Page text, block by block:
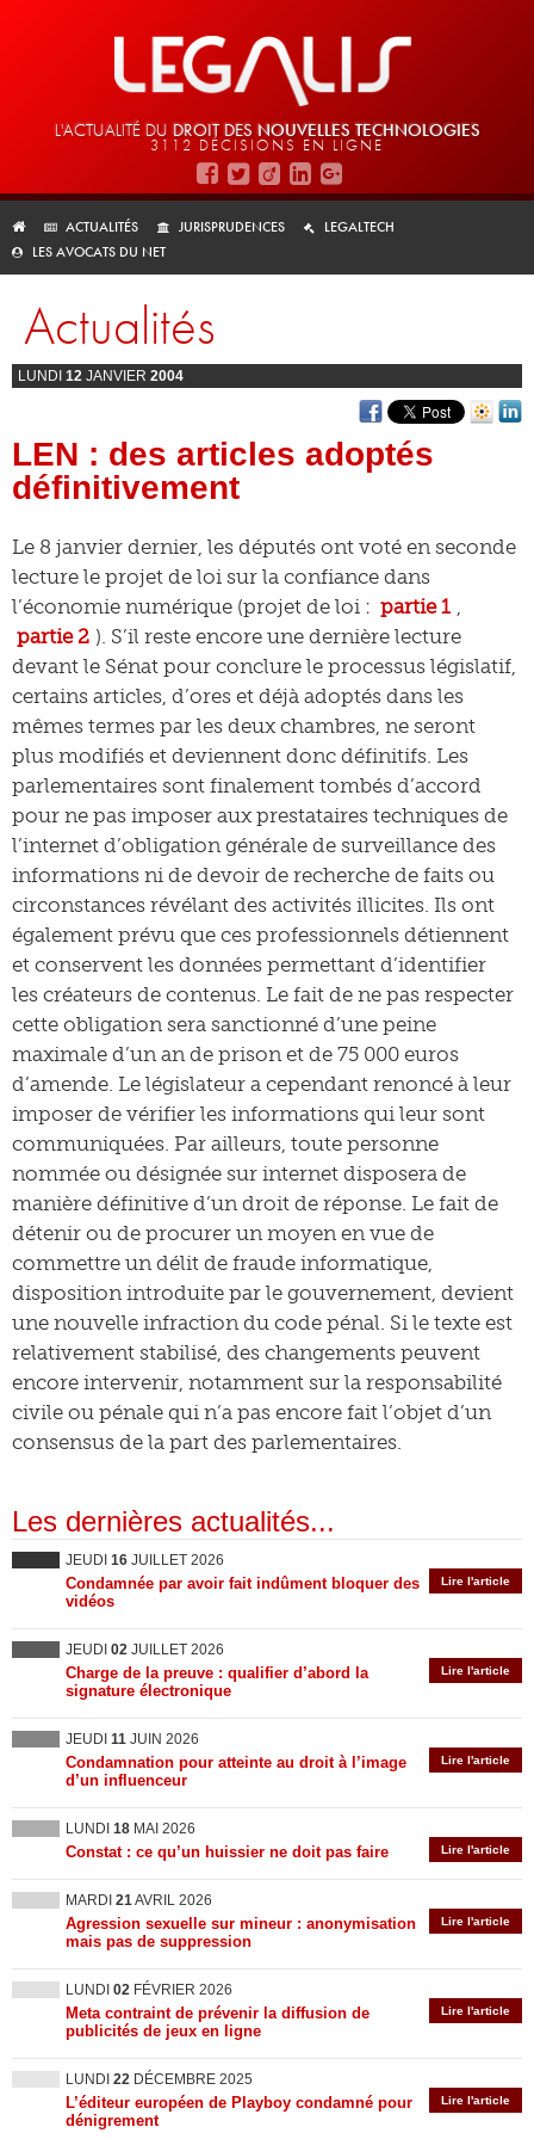
L'ACTUALITÉ DU DROIT DES NOUVELLES TECHNOLOGIES
3112 DÉCISIONS EN LIGNE
ACTUALITÉS JURISPRUDENCES
LEGALTECH
LES AVOCATS DU NET
Actualités
LUNDI 12 JANVIER 2004
LEN : des articles adoptés
définitivement
Le 8 janvier dernier, les députés ont voté en seconde
lecture le projet de loi sur la confiance dans
l’économie numérique (projet de loi : partie 1 ,
partie 2 ). S’il reste encore une dernière lecture
devant le Sénat pour conclure le processus législatif,
certains articles, d’ores et déjà adoptés dans les
mêmes termes par les deux chambres, ne seront
plus modifiés et deviennent donc définitifs. Les
parlementaires sont finalement tombés d’accord
pour ne pas imposer aux prestataires techniques de
l’internet d’obligation générale de surveillance des
informations ni de devoir de recherche de faits ou
circonstances révélant des activités illicites. Ils ont
également prévu que ces professionnels détiennent
et conservent les données permettant d’identifier
les créateurs de contenus. Le fait de ne pas respecter
cette obligation sera sanctionné d’une peine
maximale d’un an de prison et de 75 000 euros
d’amende. Le législateur a cependant renoncé à leur
imposer de vérifier les informations qui leur sont
communiquées. Par ailleurs, toute personne
nommée ou désignée sur internet disposera de
manière définitive d’un droit de réponse. Le fait de
détenir ou de procurer un moyen en vue de
commettre un délit de fraude informatique,
disposition introduite par le gouvernement, devient
une nouvelle infraction du code pénal. Si le texte est
relativement stabilisé, des changements peuvent
encore intervenir, notamment sur la responsabilité
civile ou pénale qui n’a pas encore fait l’objet d’un
consensus de la part des parlementaires.
Les dernières actualités...
JEUDI 16 JUILLET 2026
Lire l'article
Condamnée par avoir fait indûment bloquer des
vidéos
JEUDI 02 JUILLET 2026
Lire l'article
Charge de la preuve : qualifier d’abord la
signature électronique
JEUDI 11 JUIN 2026
Lire l'article
Condamnation pour atteinte au droit à l’image
d’un influenceur
LUNDI 18 MAI 2026
Lire l'article
Constat : ce qu’un huissier ne doit pas faire
MARDI 21AVRIL 2026
Lire l'article
Agression sexuelle sur mineur : anonymisation
mais pas de suppression
LUNDI 02 FÉVRIER 2026
Lire l'article
Meta contraint de prévenir la diffusion de
publicités de jeux en ligne
LUNDI 22 DÉCEMBRE 2025
Lire l'article
L’éditeur européen de Playboy condamné pour
dénigrement